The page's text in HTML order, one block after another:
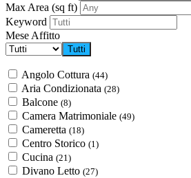
Max Area (sq ft)
Keyword
Mese Affitto
Tutti
Angolo Cottura (44)
Aria Condizionata (28)
Balcone (8)
Camera Matrimoniale (49)
Cameretta (18)
Centro Storico (1)
Cucina (21)
Divano Letto (27)